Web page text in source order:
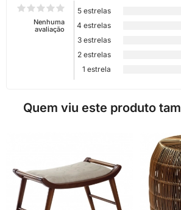
Nenhuma
avaliação
5 estrelas
4 estrelas
3 estrelas
2 estrelas
1 estrela
Quem viu este produto